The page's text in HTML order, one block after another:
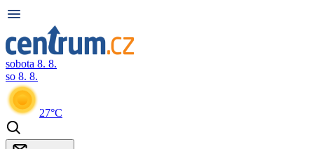
sobota 8. 8.
so 8. 8.
27°C